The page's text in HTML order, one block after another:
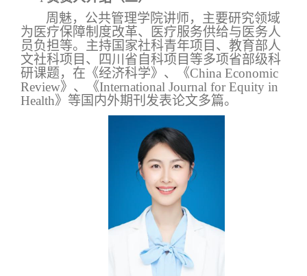
周魅，公共管理学院讲师，主要研究领域
为医疗保障制度改革、医疗服务供给与医务人
员负担等。主持国家社科青年项目、教育部人
文社科项目、四川省自科项目等多项省部级科
研课题，在《经济科学》、《China Economic
Review》、《International Journal for Equity in
Health》等国内外期刊发表论文多篇。